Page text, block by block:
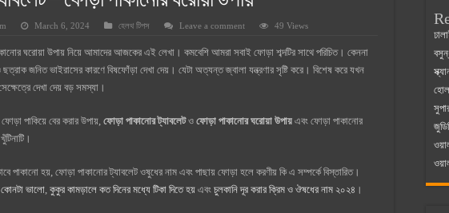
দাম ২০২৫
কি? জুডিশিয়াল ম্যাজিস্ট্রেট এর সুযোগ সুবিধা
কিস্তিতে কেনার নিয়ম ২০২৫
কিস্তিতে কেনার নিয়ম ২০২৫
মোবাইল ঘড়ি দাম কত ২০২৫
March 6, 2024 হেলথ টিপস Leave a comment 49 Views
ঘরোয়া উপায় নিয়ে আমাদের আজকের এই লেখা। কমবেশি আমরা সবাই ফোড়া শব্দটির সাথে পরিচিত। কেননা
জনিত ভাইরাসের কারণে বিষফোঁড়া দেখা দেয়। যেটা অত্যন্ত জ্বালা যন্ত্রণার সৃষ্টি করে। বিশেষ করে যখন
দেখা দেয় বড় সমস্যা।
পাকিয়ে বের করার উপায়, ফোড়া পাকানোর ট্যাবলেটও ফোড়া পাকানোর ঘরোয়া উপায় এবং ফোড়া পাকানোর
পাকানো হয়, ফোড়া পাকানোর ট্যাবলেট ওষুধের নাম এবং পাছায় ফোড়া হলে করণীয় কি এ সম্পর্কে বিস্তারিত।
ভালো, কুকুর কামড়ালে কত দিনের মধ্যে টিকা দিতে হয় এবং চুলকানি দূর করার ক্রিম ও ঔষধের নাম ২০২৪ ।